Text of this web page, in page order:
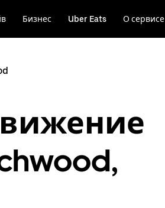
Бизнес Uber Eats О сервисе